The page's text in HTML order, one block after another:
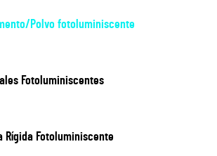
Polvo fotoluminiscente
Fotoluminiscentes
Rígida Fotoluminiscente